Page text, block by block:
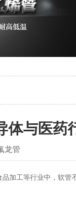
体与医药
龙管
加工等行业中，软